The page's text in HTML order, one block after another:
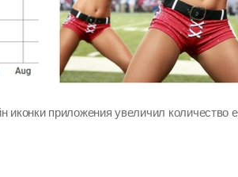
иконки приложения увеличил количество